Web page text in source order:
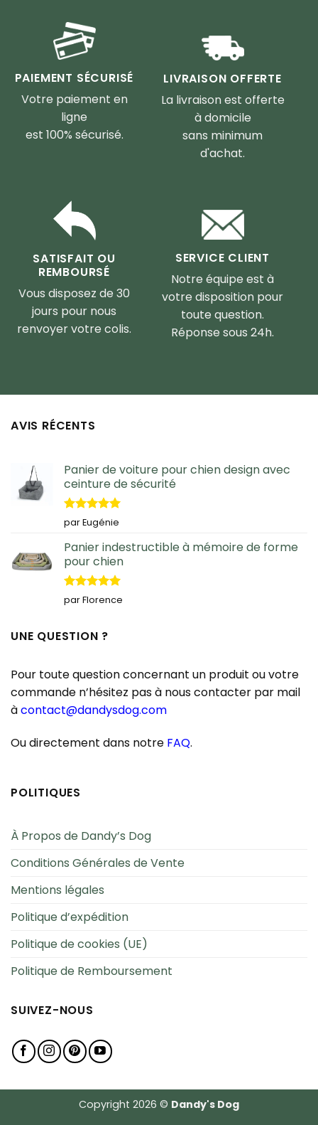
PAIEMENT SÉCURISÉ
Votre paiement en
ligne
est 100% sécurisé.
LIVRAISON OFFERTE
La livraison est offerte
à domicile
sans minimum
d'achat.
SATISFAIT OU
REMBOURSÉ
Vous disposez de 30
jours pour nous
renvoyer votre colis.
SERVICE CLIENT
Notre équipe est à
votre disposition pour
toute question.
Réponse sous 24h.
AVIS RÉCENTS
Panier de voiture pour chien design avec
ceinture de sécurité
Note5sur
5
par Eugénie
Panier indestructible à mémoire de forme
pour chien
Note5sur
5
par Florence
UNE QUESTION ?
Pour toute question concernant un produit ou votre
commande n’hésitez pas à nous contacter par mail
àcontact@dandysdog.com
Ou directement dans notre FAQ.
POLITIQUES
À Propos de Dandy’s Dog
Conditions Générales de Vente
Mentions légales
Politique d’expédition
Politique de cookies (UE)
Politique de Remboursement
SUIVEZ-NOUS
Copyright 2026 © Dandy's Dog